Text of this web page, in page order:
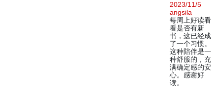
2023/11/5
angsila
每周上好读看
看是否有新
书，这已经成
了一个习惯。
这种陪伴是一
种舒服的，充
满确定感的安
心。感谢好
读。